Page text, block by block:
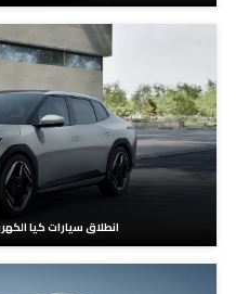
انطلاق سيارات كيا